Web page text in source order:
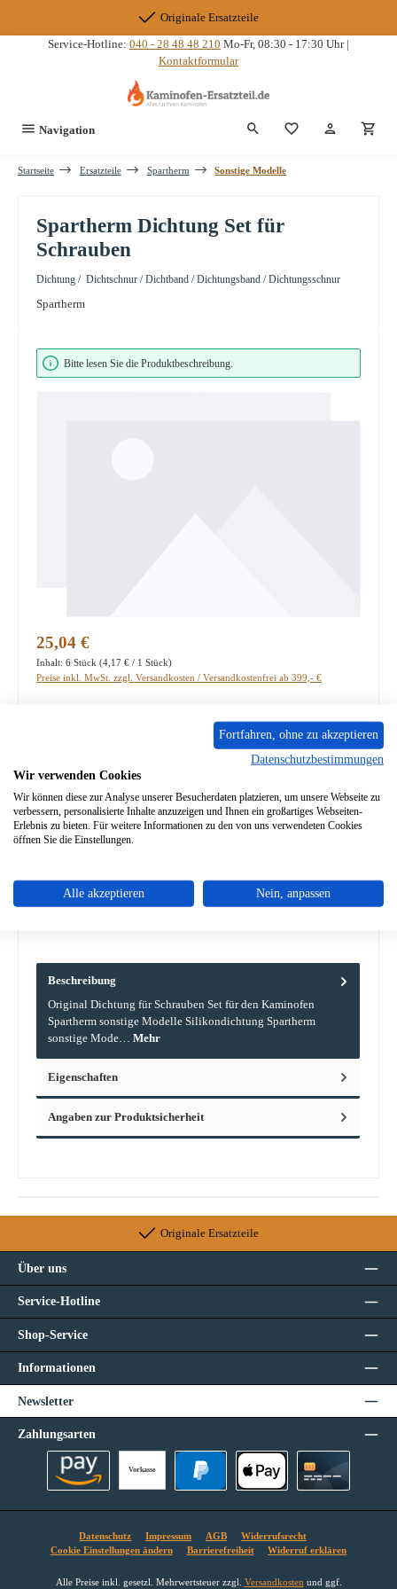
Originale Ersatzteile
Service-Hotline: 040 - 28 48 48 210 Mo-Fr, 08:30 - 17:30 Uhr |
Kontaktformular
Navigation Du hast 0
Startseite Ersatzteile Spartherm Sonstige Modelle
Spartherm Dichtung Set für
Schrauben
Dichtung / Dichtschnur / Dichtband / Dichtungsband / Dichtungsschnur
Spartherm
Bildergalerie überspringen
Bitte lesen Sie die Produktbeschreibung.
Regulärer Preis:
25,04 €
Inhalt: 6 Stück (4,17 € / 1 Stück)
Preise inkl. MwSt. zzgl. Versandkosten / Versandkostenfrei ab 399,- €
Produkt Anzahl: Gib den gewünschten Wert ein oder benutze die Schaltflächen um die
Zum Merkzettel hinzufügen
Beschreibung
Original Dichtung für Schrauben Set für den Kaminofen
Spartherm sonstige Modelle Silikondichtung Spartherm
sonstige Mode… Mehr
Eigenschaften
Angaben zur Produktsicherheit
Originale Ersatzteile
Über uns
Service-Hotline
Shop-Service
Informationen
Newsletter
Zahlungsarten
Vorkasse
Datenschutz Impressum AGB
Widerrufsrecht
Cookie Einstellungen ändern
Barrierefreiheit Widerruf erklären
Alle Preise inkl. gesetzl. Mehrwertsteuer zzgl. Versandkostenund ggf.
Fortfahren, ohne zu akzeptieren
Datenschutzbestimmungen
Wir verwenden Cookies
Wir können diese zur Analyse unserer Besucherdaten platzieren, um unsere Webseite zu
verbessern, personalisierte Inhalte anzuzeigen und Ihnen ein großartiges Webseiten-
Erlebnis zu bieten. Für weitere Informationen zu den von uns verwendeten Cookies
öffnen Sie die Einstellungen.
Alle akzeptieren Nein, anpassen